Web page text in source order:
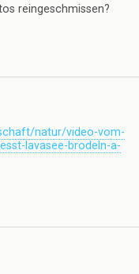
reingeschmissen?
natur/video-vom-
lavasee-brodeln-a-